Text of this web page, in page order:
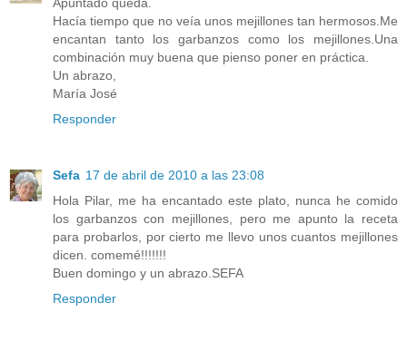
Apuntado queda.
Hacía tiempo que no veía unos mejillones tan hermosos.Me
encantan tanto los garbanzos como los mejillones.Una
combinación muy buena que pienso poner en práctica.
Un abrazo,
María José
Responder
Sefa 17 de abril de 2010 a las 23:08
Hola Pilar, me ha encantado este plato, nunca he comido
los garbanzos con mejillones, pero me apunto la receta
para probarlos, por cierto me llevo unos cuantos mejillones
dicen. comemé!!!!!!!
Buen domingo y un abrazo.SEFA
Responder